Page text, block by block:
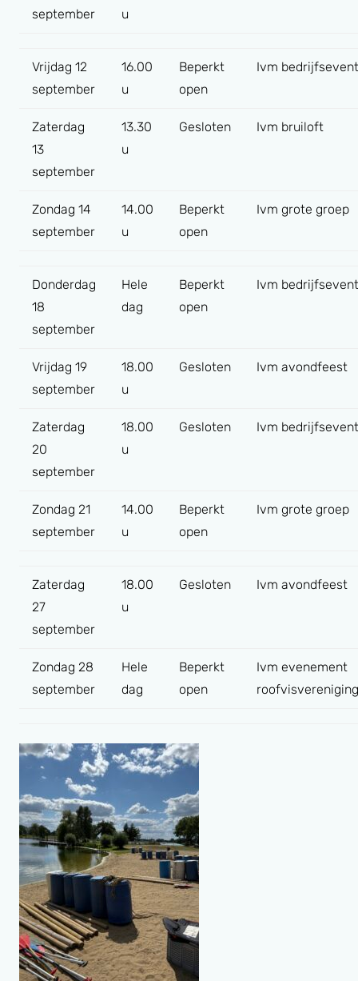
september
u
Vrijdag 12
september
16.00
u
Beperkt
open
Ivm bedrijfsevent
Zaterdag
13
september
13.30
u
Gesloten Ivm bruiloft
Zondag 14
september
14.00
u
Beperkt
open
Ivm grote groep
Donderdag
18
september
Hele
dag
Beperkt
open
Ivm bedrijfsevent
Vrijdag 19
september
18.00
u
Gesloten Ivm avondfeest
Zaterdag
20
september
18.00
u
Gesloten Ivm bedrijfsevent
Zondag 21
september
14.00
u
Beperkt
open
Ivm grote groep
Zaterdag
27
september
18.00
u
Gesloten Ivm avondfeest
Zondag 28
september
Hele
dag
Beperkt
open
Ivm evenement
roofvisvereniging